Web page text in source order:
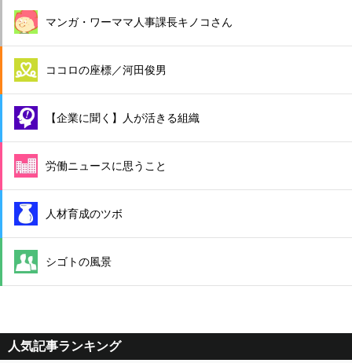
マンガ・ワーママ人事課長キノコさん
ココロの座標／河田俊男
【企業に聞く】人が活きる組織
労働ニュースに思うこと
人材育成のツボ
シゴトの風景
人気記事ランキング